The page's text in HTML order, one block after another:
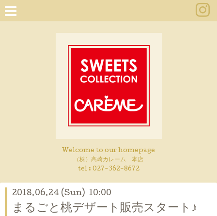
Welcome to our homepage
（株）高崎カレーム 本店
tel : 027-362-8672
2018.06.24 (Sun) 10:00
まるごと桃デザート販売スタート♪